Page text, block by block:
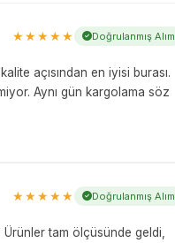
★★★★★ Doğrulanmış Alım
açısından en iyisi burası.
Aynı gün kargolama söz
★★★★★ Doğrulanmış Alım
tam ölçüsünde geldi,